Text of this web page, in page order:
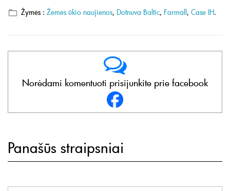
Žymės : Žemės ūkio naujienos, Dotnuva Baltic, Farmall , Case IH.
Norėdami komentuoti prisijunkite prie facebook
Panašūs straipsniai